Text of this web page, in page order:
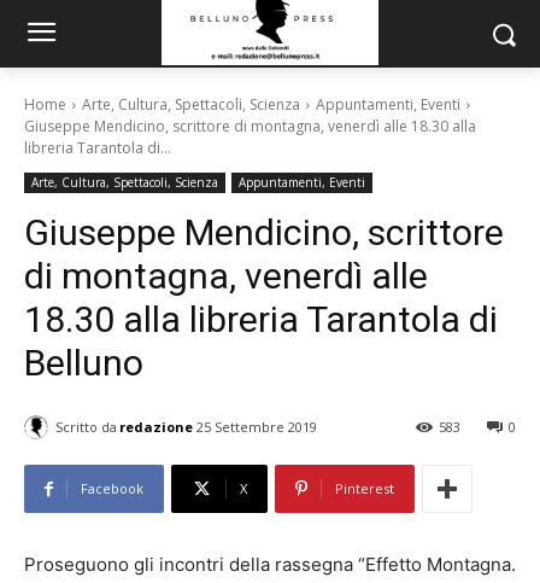
Home Arte, Cultura, Spettacoli, Scienza
Appuntamenti, Eventi
Giuseppe Mendicino, scrittore di montagna, venerdì alle 18.30 alla
libreria Tarantola di...
Arte, Cultura, Spettacoli, Scienza Appuntamenti, Eventi
Giuseppe Mendicino, scrittore
di montagna, venerdì alle
18.30 alla libreria Tarantola di
Belluno
Scritto da redazione 25 Settembre 2019 0
583
Facebook X Pinterest
Proseguono gli incontri della rassegna “Effetto Montagna.